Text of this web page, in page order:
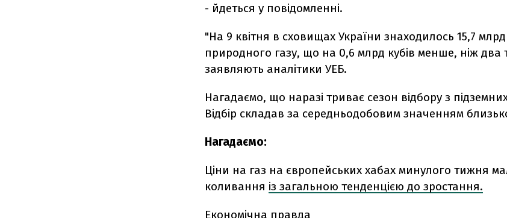
- йдеться у повідомленні.
"На 9 квітня в сховищах України знаходилось 15,7 млрд
природного газу, що на 0,6 млрд кубів менше, ніж два
заявляють аналітики УЕБ.
Нагадаємо, що наразі триває сезон відбору з
Відбір складав за середньодобовим значенням
Нагадаємо:
Ціни на газ на європейських хабах минулого тижня
коливання із загальною тенденцією до зростання.
Економічна правда